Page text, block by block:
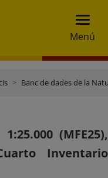
Menú
Banc de dades de la
(MFE25),
Inventario